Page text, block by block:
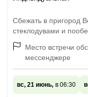
Сбежать в пригород
стеклодувами и
Место встречи
мессенджере
вс, 21 июнь, в 06:30